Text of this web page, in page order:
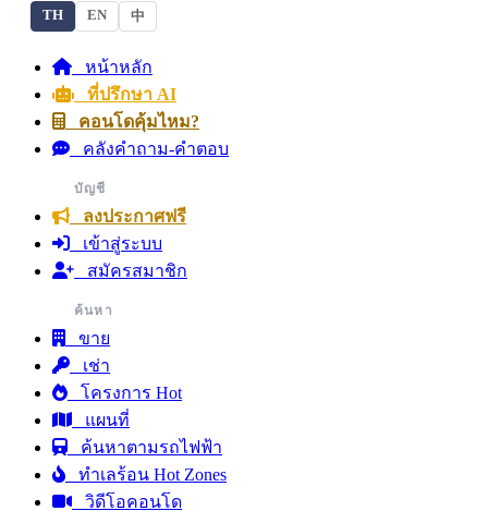
TH EN 中
หน้าหลัก
ที่ปรึกษา AI
คอนโดคุ้มไหม?
คลังคำถาม-คำตอบ
บัญชี
ลงประกาศฟรี
เข้าสู่ระบบ
สมัครสมาชิก
ค้นหา
ขาย
เช่า
โครงการ Hot
แผนที่
ค้นหาตามรถไฟฟ้า
ทำเลร้อน Hot Zones
วิดีโอคอนโด